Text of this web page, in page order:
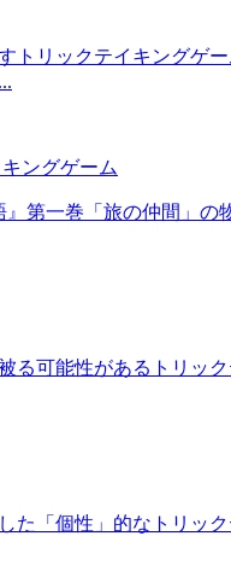
トリックテイキングゲ
ングゲーム
』第一巻「旅の仲間」
る可能性があるトリッ
た「個性」的なトリッ